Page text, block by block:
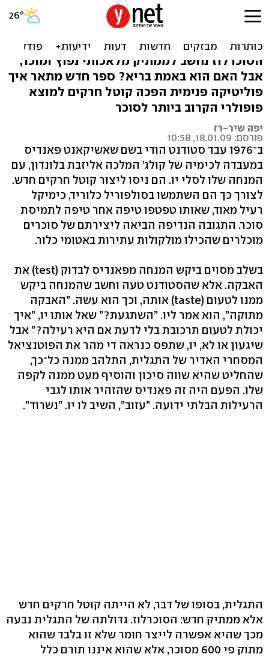
האם תחליף הסוכר שלכם
באמת בריא?
הסוכרלוז נחשב לממתיק מלאכותי נפוץ ומוכר,
אבל האם הוא באמת בריא? ספר חדש מתאר איך
פוליטיקה פנימית הפכה קוטל חרקים למוצא
פופולרי הקרוב ביותר לסוכר
יפה שיר-רז
פורסם: 18.01.09, 10:58
ב־1976 עבד סטודנט הודי בשם שאשיקאנט פאנדיס
במעבדה לכימיה של קולג’ המלכה אליזבת בלונדון, עם
המנחה שלו לסלי יו. הם ניסו ליצור קוטל חרקים חדש.
לצורך כך הם השתמשו בסולפוריל כלוריד, כימיקל
רעיל מאוד, שאותו טפטפו טיפה אחר טיפה לתמיסת
סוכר. התגובה הנדיפה הביאה ליצירתם של סוכרים
מוכלרים שהכילו מולקולות עתירות באטומי כלור.
בשלב מסוים ביקש המנחה מפאנדיס לבדוק (test) את
האבקה. אלא שהסטודנט טעה וחשב שהמנחה ביקש
ממנו לטעום (taste) אותה, וכך הוא עשה. ”האבקה
מתוקה”, הוא אמר ליו. ”השתגעת?” שאל אותו יו, ”איך
יכולת לטעום תרכובת בלי לדעת אם היא רעילה?” אבל
שיגעון או לא, יו, שתפס כנראה די מהר את הפוטנציאל
המסחרי האדיר של התגלית, התלהב ממנה כל־כך,
שהחליט שהיא שווה סיכון והוסיף מעט ממנה לקפה
שלו. הפעם היה זה פאנדיס שהזהיר אותו לגבי
הרעילות הבלתי ידועה. ”עזוב”, השיב לו יו. ”נשרוד”.
התגלית, בסופו של דבר, לא הייתה קוטל חרקים חדש
אלא ממתיק חדש: הסוכרלוז. גדולתה של התגלית נבעה
מכך שהיא אפשרה לייצר חומר שלא זו בלבד שהוא
מתוק פי 600 מסוכר, אלא שהוא איננו תורם כלל